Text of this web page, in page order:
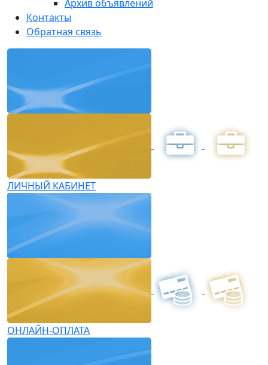
Архив объявлений
Контакты
Обратная связь
ЛИЧНЫЙ КАБИНЕТ
ОНЛАЙН-ОПЛАТА